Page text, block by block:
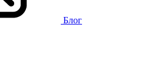
Блог